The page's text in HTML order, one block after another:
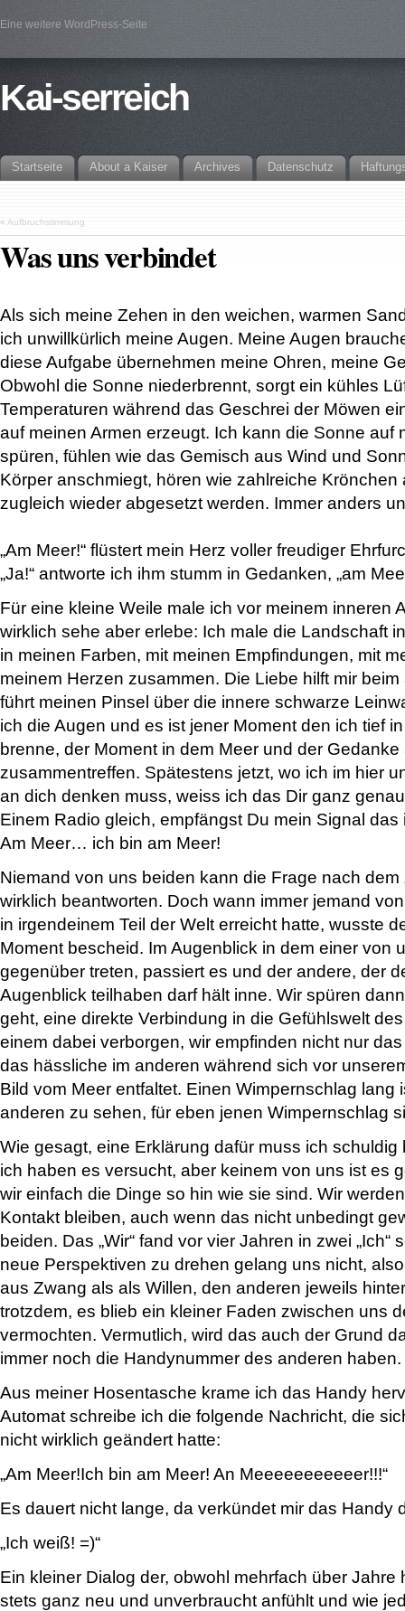
Eine weitere WordPress-Seite
Kai-serreich
Startseite About a Kaiser Archives Datenschutz
« Aufbruchstimmung
Was uns verbindet
Als sich meine Zehen in den weichen, warmen
ich unwillkürlich meine Augen. Meine Augen
diese Aufgabe übernehmen meine Ohren, meine
Obwohl die Sonne niederbrennt, sorgt ein kühles
Temperaturen während das Geschrei der Möwen
auf meinen Armen erzeugt. Ich kann die Sonne auf
spüren, fühlen wie das Gemisch aus Wind und
Körper anschmiegt, hören wie zahlreiche Krönchen
zugleich wieder abgesetzt werden. Immer anders
„Am Meer!“ flüstert mein Herz voller freudiger
„Ja!“ antworte ich ihm stumm in Gedanken, „am
Für eine kleine Weile male ich vor meinem inneren
wirklich sehe aber erlebe: Ich male die Landschaft
in meinen Farben, mit meinen Empfindungen, mit
meinem Herzen zusammen. Die Liebe hilft mir
führt meinen Pinsel über die innere schwarze
ich die Augen und es ist jener Moment den ich tief
brenne, der Moment in dem Meer und der Gedanke
zusammentreffen. Spätestens jetzt, wo ich im hier
an dich denken muss, weiss ich das Dir ganz
Einem Radio gleich, empfängst Du mein Signal
Am Meer… ich bin am Meer!
Niemand von uns beiden kann die Frage nach dem
wirklich beantworten. Doch wann immer jemand
in irgendeinem Teil der Welt erreicht hatte, wusste
Moment bescheid. Im Augenblick in dem einer von
gegenüber treten, passiert es und der andere, der
Augenblick teilhaben darf hält inne. Wir spüren
geht, eine direkte Verbindung in die Gefühlswelt
einem dabei verborgen, wir empfinden nicht nur
das hässliche im anderen während sich vor
Bild vom Meer entfaltet. Einen Wimpernschlag lang
anderen zu sehen, für eben jenen Wimpernschlag
Wie gesagt, eine Erklärung dafür muss ich schuldig
ich haben es versucht, aber keinem von uns ist es
wir einfach die Dinge so hin wie sie sind. Wir
Kontakt bleiben, auch wenn das nicht unbedingt
beiden. Das „Wir“ fand vor vier Jahren in zwei „Ich“
neue Perspektiven zu drehen gelang uns nicht,
aus Zwang als als Willen, den anderen jeweils
trotzdem, es blieb ein kleiner Faden zwischen uns
vermochten. Vermutlich, wird das auch der Grund
immer noch die Handynummer des anderen haben.
Aus meiner Hosentasche krame ich das Handy
Automat schreibe ich die folgende Nachricht, die
nicht wirklich geändert hatte:
„Am Meer!Ich bin am Meer! An Meeeeeeeeeeer!!!“
Es dauert nicht lange, da verkündet mir das Handy
„Ich weiß! =)“
Ein kleiner Dialog der, obwohl mehrfach über Jahre
stets ganz neu und unverbraucht anfühlt und wie